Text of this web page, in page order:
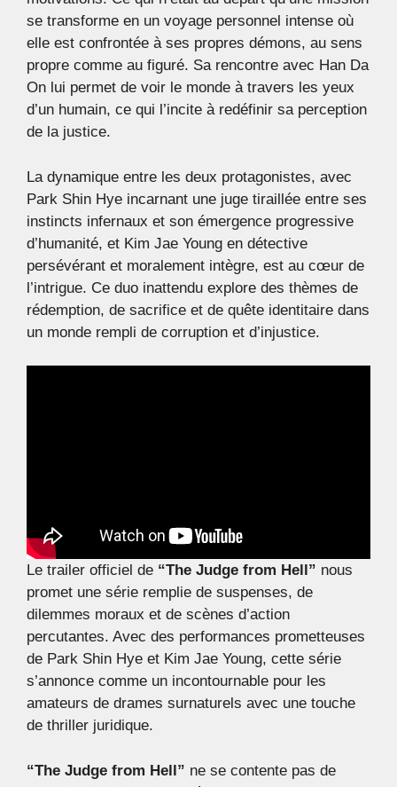
se transforme en un voyage personnel intense où
elle est confrontée à ses propres démons, au sens
propre comme au figuré. Sa rencontre avec Han Da
On lui permet de voir le monde à travers les yeux
d’un humain, ce qui l’incite à redéfinir sa perception
de la justice.
La dynamique entre les deux protagonistes, avec
Park Shin Hye incarnant une juge tiraillée entre ses
instincts infernaux et son émergence progressive
d’humanité, et Kim Jae Young en détective
persévérant et moralement intègre, est au cœur de
l’intrigue. Ce duo inattendu explore des thèmes de
rédemption, de sacrifice et de quête identitaire dans
un monde rempli de corruption et d’injustice.
Le trailer officiel de “The Judge from Hell” nous
promet une série remplie de suspenses, de
dilemmes moraux et de scènes d’action
percutantes. Avec des performances prometteuses
de Park Shin Hye et Kim Jae Young, cette série
s’annonce comme un incontournable pour les
amateurs de drames surnaturels avec une touche
de thriller juridique.
“The Judge from Hell” ne se contente pas de